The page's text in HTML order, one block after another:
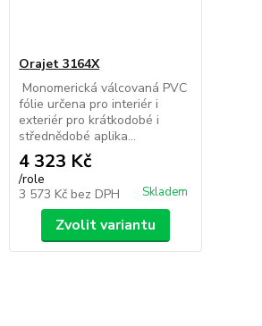
Orajet 3164X
Monomerická válcovaná PVC
fólie určena pro interiér i
exteriér pro krátkodobé i
střednědobé aplika...
4 323 Kč
/role
3 573 Kč bez DPH Skladem
Zvolit variantu